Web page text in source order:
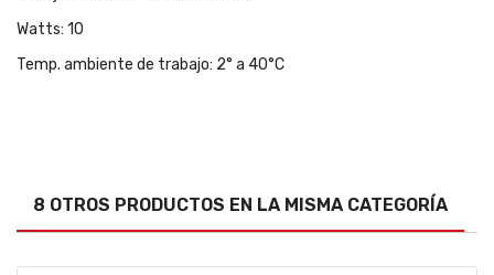
Watts: 10
Temp. ambiente de trabajo: 2° a 40°C
8 OTROS PRODUCTOS EN LA MISMA CATEGORÍA